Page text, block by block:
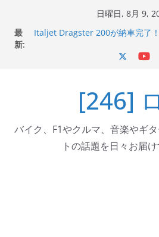
日曜日, 8月 9,
最
新:
Italjet Dragster 200が納車完了
器エフェクターが返礼品でもら
Italjet Dragster 200のフロント
コーナリングが楽しくなった
[246]
バイク、F1やクルマ、音楽やギ
トの話題を日々お届